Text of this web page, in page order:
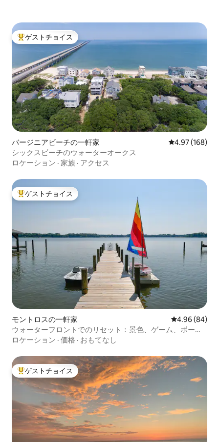
大好評のゲストチョイスです。
ゲストチョイス
バージニアビーチの一軒家 レビュー168
4.97 (168)
シックスビーチのウォーターオークス
ロケーション · 家族 · アクセス
大好評のゲストチョイスです。
ゲストチョイス
モントロスの一軒家 レビュー84件
4.96 (84)
ウォーターフロントでのリセット：景色、ゲーム、ボー
ト、完全な静けさ
ロケーション · 価格 · おもてなし
大好評のゲストチョイスです。
ゲストチョイス